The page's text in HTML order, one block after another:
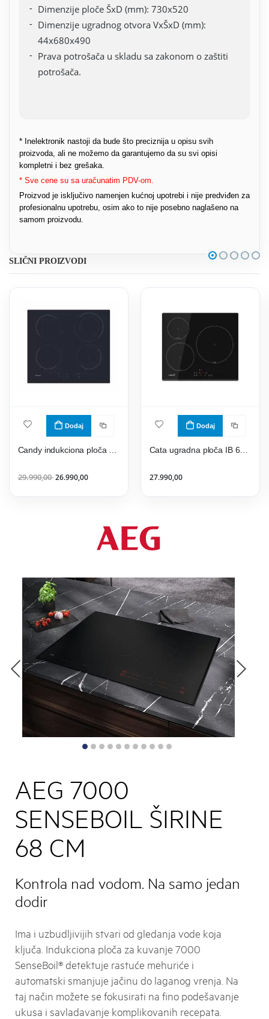
Dimenzije ploče ŠxD (mm): 730x520
Dimenzije ugradnog otvora VxŠxD (mm):
44x680x490
Prava potrošača u skladu sa zakonom o zaštiti
potrošača.
* Inelektronik nastoji da bude što preciznija u opisu svih
proizvoda, ali ne možemo da garantujemo da su svi opisi
kompletni i bez grešaka.
* Sve cene su sa uračunatim PDV-om.
Proizvod je isključivo namenjen kućnoj upotrebi i nije predviđen za
profesionalnu upotrebu, osim ako to nije posebno naglašeno na
samom proizvodu.
SLIČNI PROIZVODI
Dodaj
29.990,0026.990,00
Dodaj
27.990,00
AEG 7000
SENSEBOIL ŠIRINE
68 CM
Kontrola nad vodom. Na samo jedan
dodir
Ima i uzbudljivijih stvari od gledanja vode koja
ključa. Indukciona ploča za kuvanje 7000
SenseBoil® detektuje rastuće mehuriće i
automatski smanjuje jačinu do laganog vrenja. Na
taj način možete se fokusirati na fino podešavanje
ukusa i savladavanje komplikovanih recepata.